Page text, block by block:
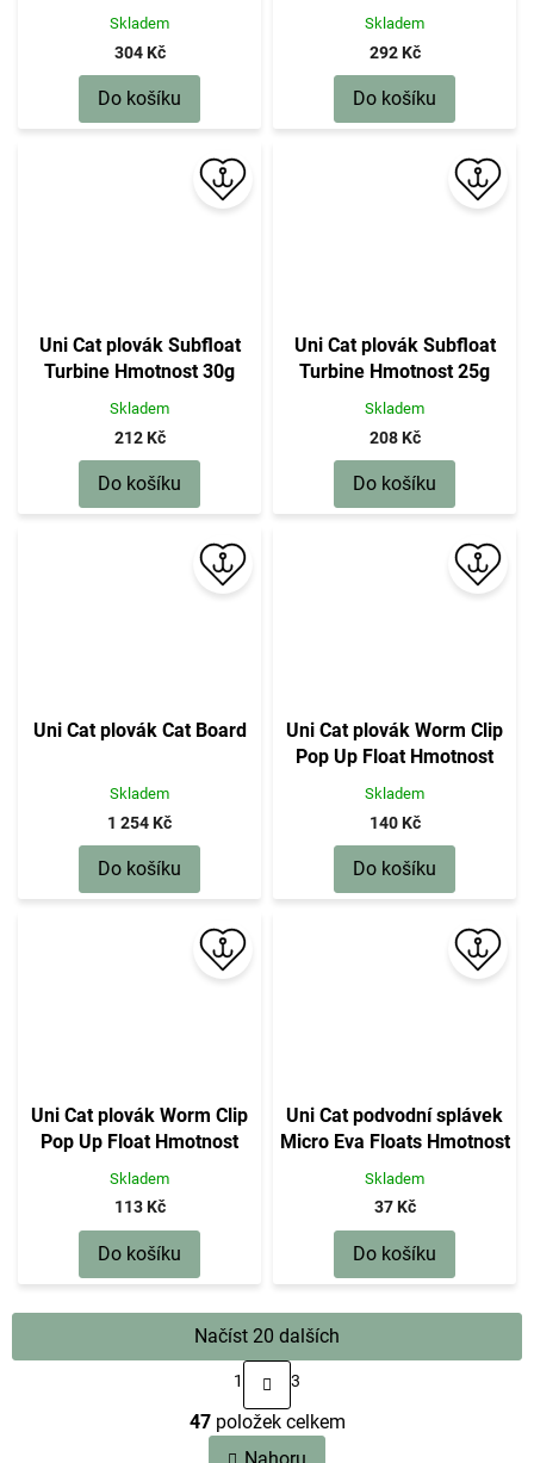
Heavy
Skladem
304 Kč
Do košíku
Light
Skladem
292 Kč
Do košíku
Uni Cat plovák Subfloat
Turbine Hmotnost 30g
Skladem
212 Kč
Do košíku
Uni Cat plovák Subfloat
Turbine Hmotnost 25g
Skladem
208 Kč
Do košíku
Uni Cat plovák Cat Board
Skladem
1 254 Kč
Do košíku
Uni Cat plovák Worm Clip
Pop Up Float Hmotnost
30g
Skladem
140 Kč
Do košíku
Uni Cat plovák Worm Clip
Pop Up Float Hmotnost
10g
Skladem
113 Kč
Do košíku
Uni Cat podvodní splávek
Micro Eva Floats Hmotnost
9g
Skladem
37 Kč
Do košíku
O
v
l
Načíst 20 dalších
S
t
r
á
n
1 3
47položek celkem